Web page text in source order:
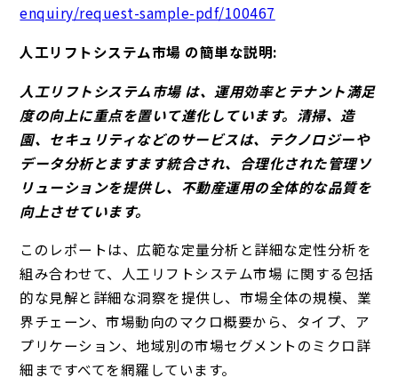
enquiry/request-sample-pdf/100467
人工リフトシステム市場 の簡単な説明:
人工リフトシステム市場 は、運用効率とテナント満足
度の向上に重点を置いて進化しています。清掃、造
園、セキュリティなどのサービスは、テクノロジーや
データ分析とますます統合され、合理化された管理ソ
リューションを提供し、不動産運用の全体的な品質を
向上させています。
このレポートは、広範な定量分析と詳細な定性分析を
組み合わせて、人工リフトシステム市場 に関する包括
的な見解と詳細な洞察を提供し、市場全体の規模、業
界チェーン、市場動向のマクロ概要から、タイプ、ア
プリケーション、地域別の市場セグメントのミクロ詳
細まですべてを網羅しています。